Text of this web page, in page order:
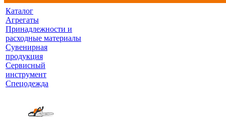
Каталог
Агрегаты
Принадлежности и
расходные материалы
Сувенирная
продукция
Сервисный
инструмент
Спецодежда